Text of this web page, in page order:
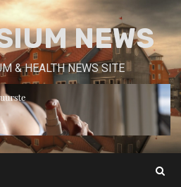
NEWS
& HEALTH NEWS SITE